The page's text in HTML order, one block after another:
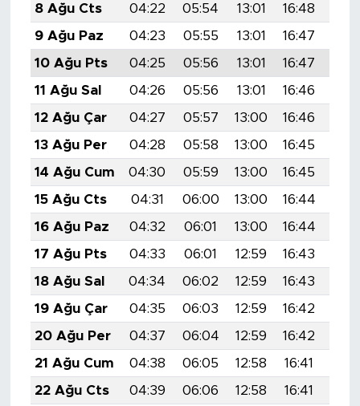
8 Ağu Cts
04:22 05:54 13:01 16:48
9 Ağu Paz
04:23 05:55 13:01 16:47
10 Ağu Pts
04:25 05:56 13:01 16:47
11 Ağu Sal
04:26 05:56 13:01 16:46
12 Ağu Çar
04:27 05:57 13:00 16:46
13 Ağu Per
04:28 05:58 13:00 16:45
14 Ağu Cum
04:30 05:59 13:00 16:45
15 Ağu Cts
04:31 06:00 13:00 16:44
16 Ağu Paz
04:32 06:01 13:00 16:44
17 Ağu Pts
04:33 06:01 12:59 16:43
18 Ağu Sal
04:34 06:02 12:59 16:43
19 Ağu Çar
04:35 06:03 12:59 16:42
20 Ağu Per
04:37 06:04 12:59 16:42
21 Ağu Cum
04:38 06:05 12:58 16:41
22 Ağu Cts
04:39 06:06 12:58 16:41